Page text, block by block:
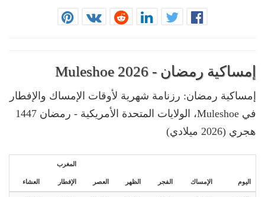
إمساكية رمضان - Muleshoe 2026
إمساكية رمضان: رزنامة شهرية لأوقات الإمساك والإفطار
في Muleshoe، الولايات المتحدة الأمريكية - رمضان 1447
هجري (2026 ميلادي)
اليوم الإمساك الفجر الظهر العصر
المغرب
الإفطار العشاء